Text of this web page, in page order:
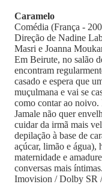
Caramelo
Comédia (França -
Direção de Nadine
Masri e Joanna
Em Beirute, no salão
encontram
casado e espera que
muçulmana e vai se
como contar ao noivo.
Jamale não quer
cuidar da irmã mais
depilação à base de
açúcar, limão e água),
maternidade e
conversas mais íntimas.
Imovision / Dolby SR